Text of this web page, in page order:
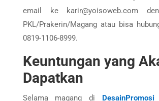
email ke karir@yoisoweb.com
PKL/Prakerin/Magang atau bisa
0819-1106-8999.
Keuntungan yang
Dapatkan
Selama magang di DesainPromosi